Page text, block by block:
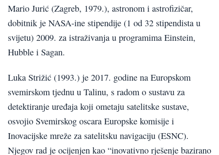
Mario Jurić (Zagreb, 1979.), astronom i astrofizičar,
dobitnik je NASA-ine stipendije (1 od 32 stipendista u
svijetu) 2009. za istraživanja u programima Einstein,
Hubble i Sagan.
Luka Strižić (1993.) je 2017. godine na Europskom
svemirskom tjednu u Talinu, s radom o sustavu za
detektiranje uređaja koji ometaju satelitske sustave,
osvojio Svemirskog oscara Europske komisije i
Inovacijske mreže za satelitsku navigaciju (ESNC).
Njegov rad je ocijenjen kao “inovativno rješenje bazirano